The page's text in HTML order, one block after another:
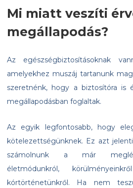
Mi miatt veszíti
megállapodás?
Az egészségbiztosításoknak
amelyekhez muszáj tartanunk
szeretnénk, hogy a biztosítóra is
megállapodásban foglaltak.
Az egyik legfontosabb, hogy
kötelezettségünknek. Ez azt
számolnunk a már
életmódunkról,
kórtörténetünkről. Ha nem